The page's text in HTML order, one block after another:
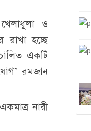
ও
হচ্ছে
একটি
রমজান
নারী